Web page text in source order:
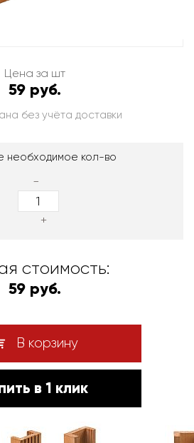
Цена за шт
59 руб.
без учёта доставки
необходимое кол-во
-
+
стоимость:
59 руб.
В корзину
в 1 клик